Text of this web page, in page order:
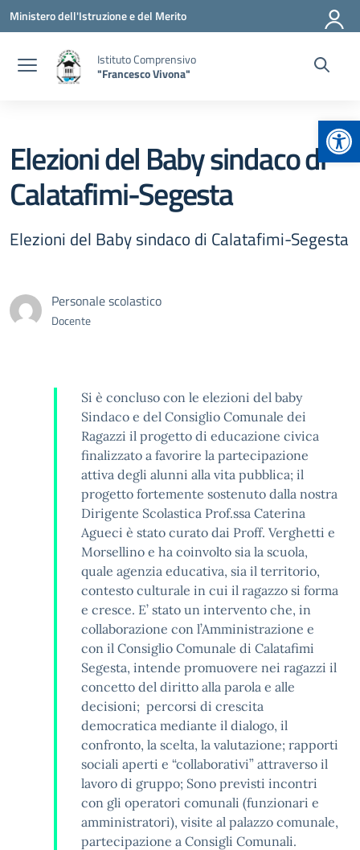
Vai ai contenuti
Vai al menu di navigazione
Vai al footer
Ministero dell'Istruzione e del Merito
Istituto Comprensivo
"Francesco Vivona"
Elezioni del Baby sindaco di
Calatafimi-Segesta
Elezioni del Baby sindaco di Calatafimi-Segesta
Personale scolastico
Docente
Si è concluso con le elezioni del baby
Sindaco e del Consiglio Comunale dei
Ragazzi il progetto di educazione civica
finalizzato a favorire la partecipazione
attiva degli alunni alla vita pubblica; il
progetto fortemente sostenuto dalla nostra
Dirigente Scolastica Prof.ssa Caterina
Agueci è stato curato dai Proff. Verghetti e
Morsellino e ha coinvolto sia la scuola,
quale agenzia educativa, sia il territorio,
contesto culturale in cui il ragazzo si forma
e cresce. E’ stato un intervento che, in
collaborazione con l’Amministrazione e
con il Consiglio Comunale di Calatafimi
Segesta, intende promuovere nei ragazzi il
concetto del diritto alla parola e alle
decisioni; percorsi di crescita
democratica mediante il dialogo, il
confronto, la scelta, la valutazione; rapporti
sociali aperti e “collaborativi” attraverso il
lavoro di gruppo; Sono previsti incontri
con gli operatori comunali (funzionari e
amministratori), visite al palazzo comunale,
partecipazione a Consigli Comunali.